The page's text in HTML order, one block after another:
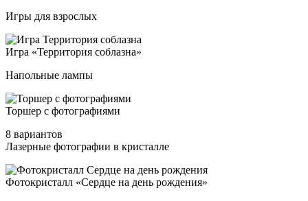
Игры для взрослых
Игра «Тер­ри­то­рия соб­лаз­на»
Напольные лампы
Тор­шер с фо­тог­ра­фи­ями
8 вариантов
Лазерные фотографии в кристалле
Фоток­рис­талл «Сер­дце на день рож­де­ния»